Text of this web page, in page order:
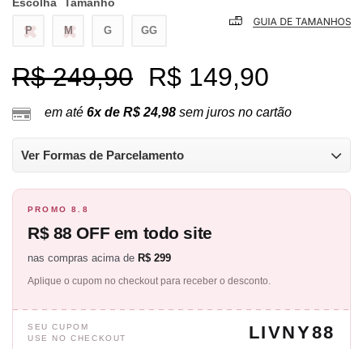
Escolha Tamanho
P M G GG
R$ 249,90 R$ 149,90
em até 6x de R$ 24,98 sem juros no cartão
Ver Formas de Parcelamento
PROMO 8.8
R$ 88 OFF em todo site
nas compras acima de R$ 299
Aplique o cupom no checkout para receber o desconto.
SEU CUPOM
USE NO CHECKOUT
LIVNY88